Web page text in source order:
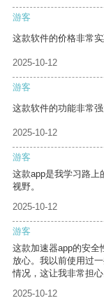
游客
这款软件的价格非常实
2025-10-12
游客
这款软件的功能非常
2025-10-12
游客
这款app是我学习路上
视野。
2025-10-12
游客
这款加速器app的安全
放心。我以前使用过
情况，这让我非常担心
2025-10-12